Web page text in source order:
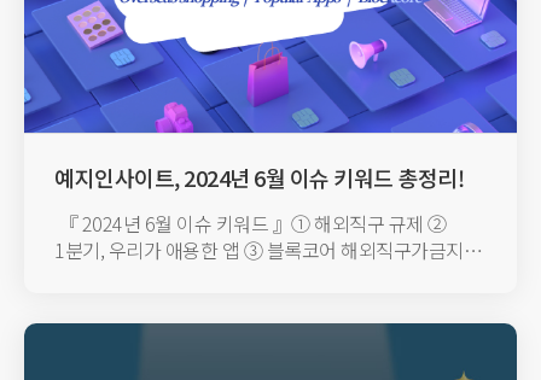
예지인사이트, 2024년 6월 이슈 키워드 총정리!
『 2024년 6월 이슈 키워드 』① 해외직구 규제 ②
1분기, 우리가 애용한 앱 ③ 블록코어 해외직구가금지